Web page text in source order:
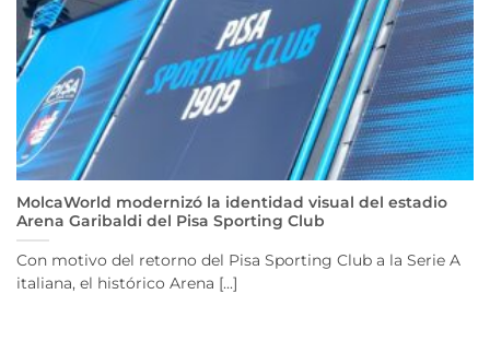
MolcaWorld modernizó la identidad visual del estadio
Arena Garibaldi del Pisa Sporting Club
Con motivo del retorno del Pisa Sporting Club a la Serie A
italiana, el histórico Arena [...]